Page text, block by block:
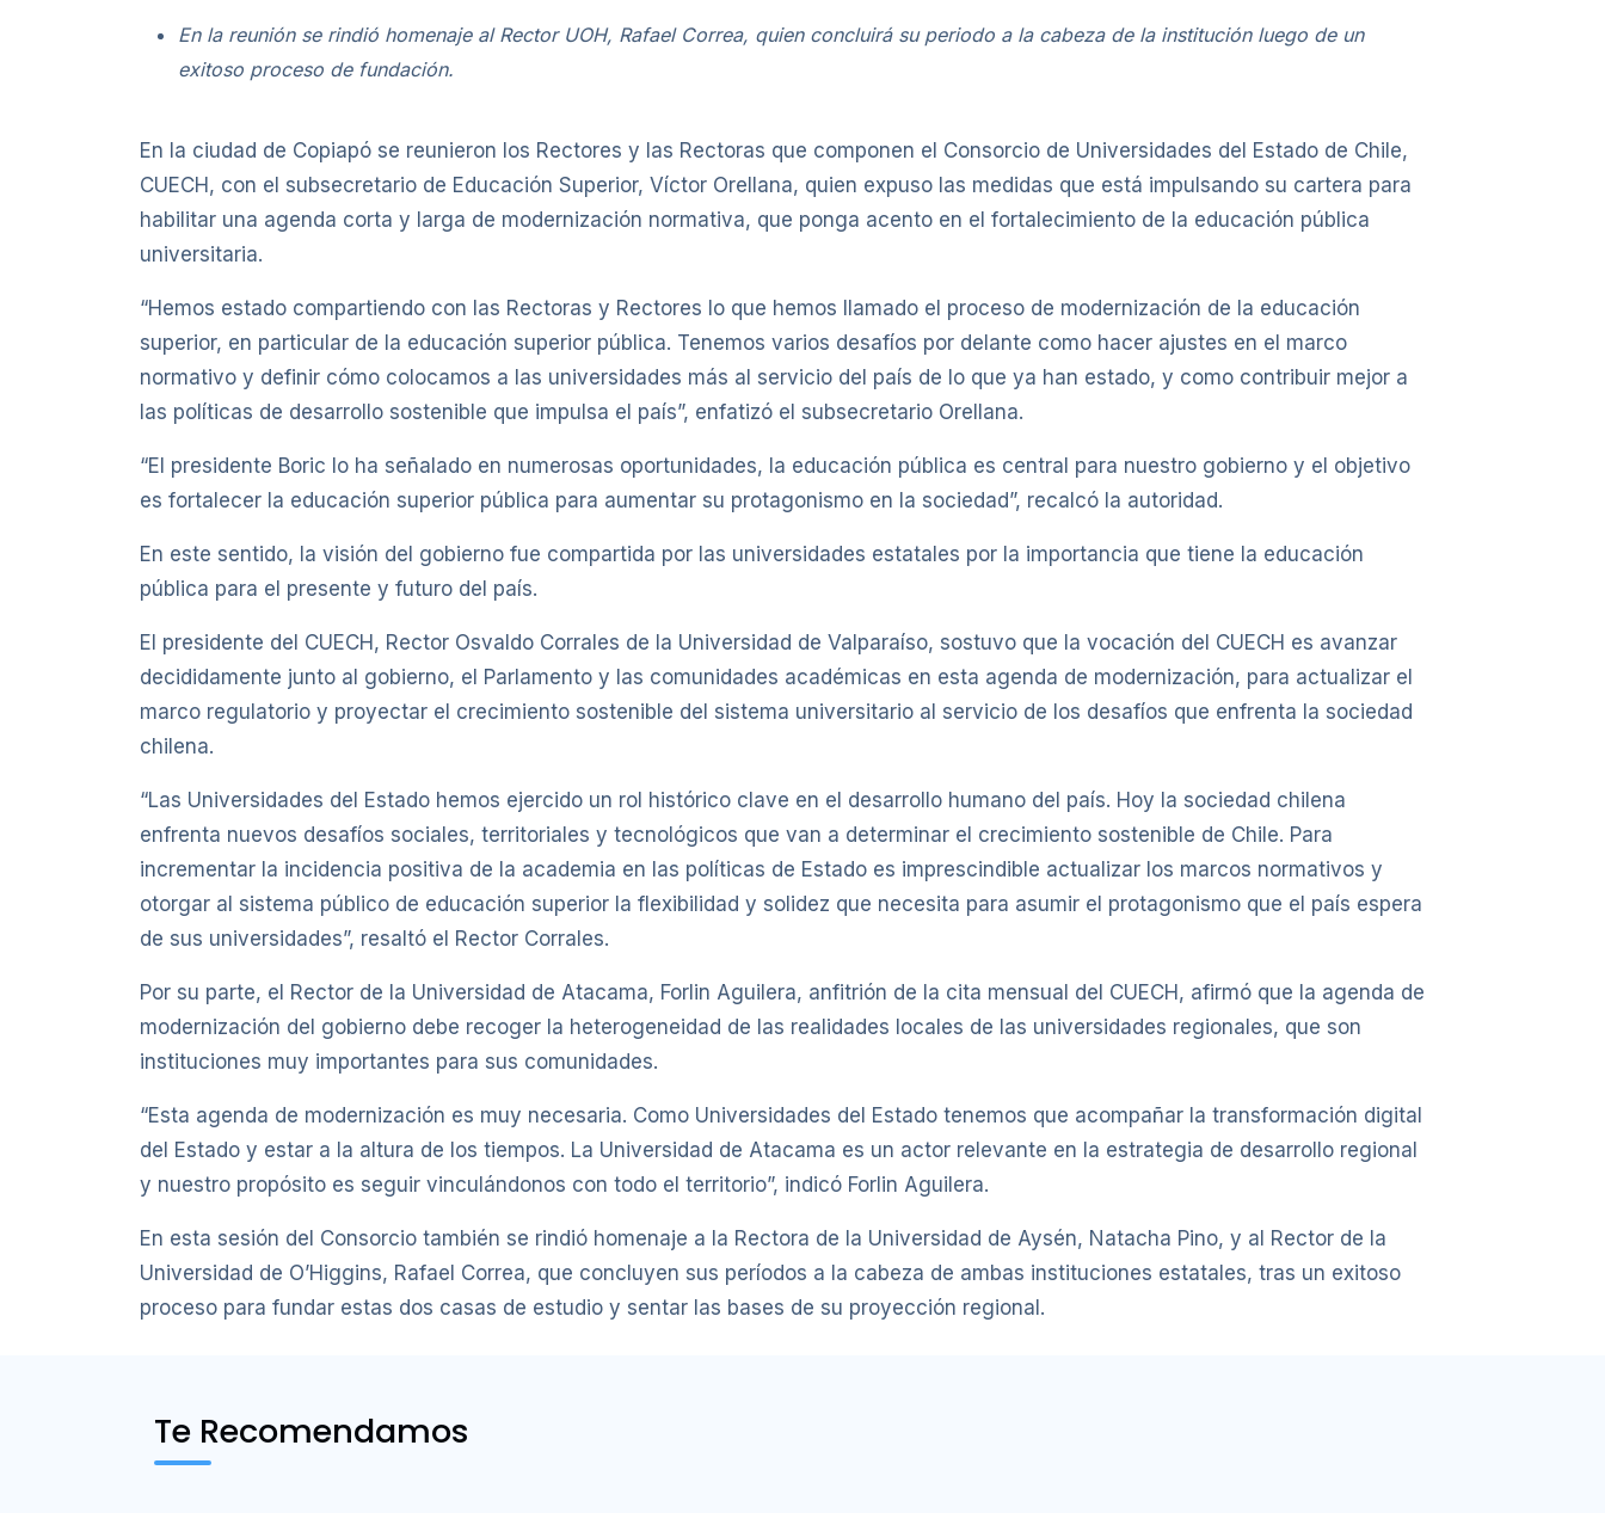
En la reunión se rindió homenaje al Rector UOH, Rafael Correa, quien concluirá su periodo a la cabeza de la institución luego de un
exitoso proceso de fundación.
En la ciudad de Copiapó se reunieron los Rectores y las Rectoras que componen el Consorcio de Universidades del Estado de Chile,
CUECH, con el subsecretario de Educación Superior, Víctor Orellana, quien expuso las medidas que está impulsando su cartera para
habilitar una agenda corta y larga de modernización normativa, que ponga acento en el fortalecimiento de la educación pública
universitaria.
“Hemos estado compartiendo con las Rectoras y Rectores lo que hemos llamado el proceso de modernización de la educación
superior, en particular de la educación superior pública. Tenemos varios desafíos por delante como hacer ajustes en el marco
normativo y definir cómo colocamos a las universidades más al servicio del país de lo que ya han estado, y como contribuir mejor a
las políticas de desarrollo sostenible que impulsa el país”, enfatizó el subsecretario Orellana.
“El presidente Boric lo ha señalado en numerosas oportunidades, la educación pública es central para nuestro gobierno y el objetivo
es fortalecer la educación superior pública para aumentar su protagonismo en la sociedad”, recalcó la autoridad.
En este sentido, la visión del gobierno fue compartida por las universidades estatales por la importancia que tiene la educación
pública para el presente y futuro del país.
El presidente del CUECH, Rector Osvaldo Corrales de la Universidad de Valparaíso, sostuvo que la vocación del CUECH es avanzar
decididamente junto al gobierno, el Parlamento y las comunidades académicas en esta agenda de modernización, para actualizar el
marco regulatorio y proyectar el crecimiento sostenible del sistema universitario al servicio de los desafíos que enfrenta la sociedad
chilena.
“Las Universidades del Estado hemos ejercido un rol histórico clave en el desarrollo humano del país. Hoy la sociedad chilena
enfrenta nuevos desafíos sociales, territoriales y tecnológicos que van a determinar el crecimiento sostenible de Chile. Para
incrementar la incidencia positiva de la academia en las políticas de Estado es imprescindible actualizar los marcos normativos y
otorgar al sistema público de educación superior la flexibilidad y solidez que necesita para asumir el protagonismo que el país espera
de sus universidades”, resaltó el Rector Corrales.
Por su parte, el Rector de la Universidad de Atacama, Forlin Aguilera, anfitrión de la cita mensual del CUECH, afirmó que la agenda de
modernización del gobierno debe recoger la heterogeneidad de las realidades locales de las universidades regionales, que son
instituciones muy importantes para sus comunidades.
“Esta agenda de modernización es muy necesaria. Como Universidades del Estado tenemos que acompañar la transformación digital
del Estado y estar a la altura de los tiempos. La Universidad de Atacama es un actor relevante en la estrategia de desarrollo regional
y nuestro propósito es seguir vinculándonos con todo el territorio”, indicó Forlin Aguilera.
En esta sesión del Consorcio también se rindió homenaje a la Rectora de la Universidad de Aysén, Natacha Pino, y al Rector de la
Universidad de O’Higgins, Rafael Correa, que concluyen sus períodos a la cabeza de ambas instituciones estatales, tras un exitoso
proceso para fundar estas dos casas de estudio y sentar las bases de su proyección regional.
Te Recomendamos